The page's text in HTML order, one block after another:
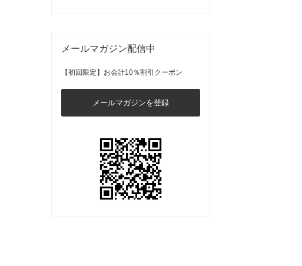
メールマガジン配信中
【初回限定】お会計10％割引クーポン
メールマガジンを登録